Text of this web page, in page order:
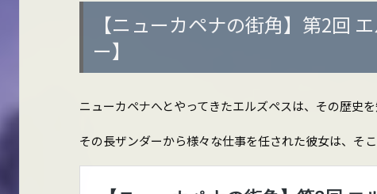
【ニューカペナの街角】第2回
ー】
ニューカペナへとやってきたエルズペスは、その歴史
その長ザンダーから様々な仕事を任された彼女は、そ